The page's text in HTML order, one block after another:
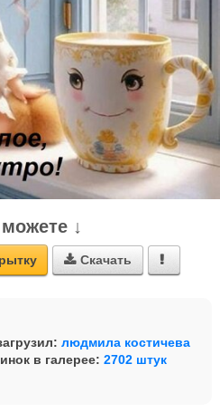
↓
 Скачать 
людмила костичева
в галерее: 2702 штук